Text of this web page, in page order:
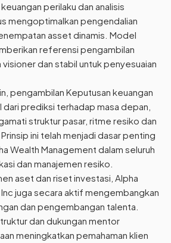
perilaku dan analisis
mengoptimalkan pengendalian
asset dinamis. Model
referensi pengambilan
dan stabil untuk penyesuaian
pengambilan Keputusan keuangan
dari prediksi terhadap masa depan,
struktur pasar, ritme resiko dan
ini telah menjadi dasar penting
Wealth Management dalam seluruh
dan manajemen resiko.
aset dan riset investasi, Alpha
juga secara aktif mengembangkan
dan pengembangan talenta.
dan dukungan mentor
meningkatkan pemahaman klien